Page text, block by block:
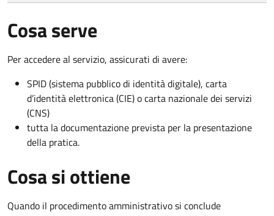
Cosa serve
Per accedere al servizio, assicurati di avere:
SPID (sistema pubblico di identità digitale), carta
d’identità elettronica (CIE) o carta nazionale dei servizi
(CNS)
tutta la documentazione prevista per la presentazione
della pratica.
Cosa si ottiene
Quando il procedimento amministrativo si conclude